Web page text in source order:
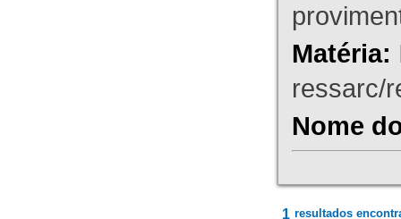
Matéria:
ressarc/
Nome
1 resultados